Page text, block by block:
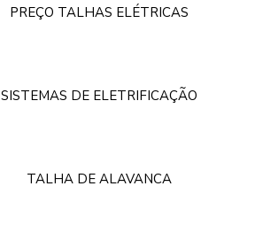
PREÇO TALHAS ELÉTRICAS
SISTEMAS DE ELETRIFICAÇÃO
TALHA DE ALAVANCA